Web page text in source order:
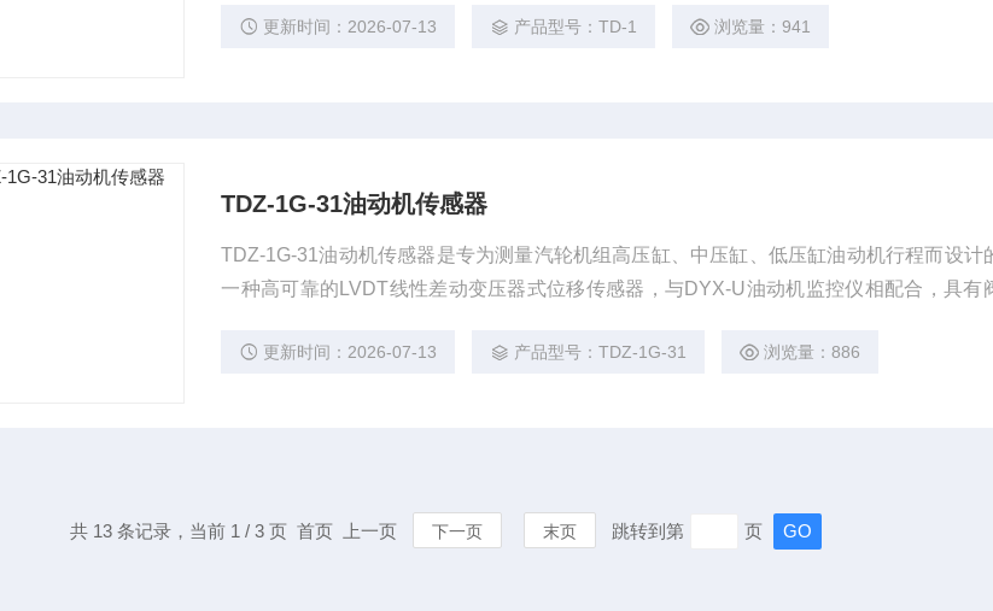
更新时间：2026-07-13 产品型号：TD-1 浏览量：941
TDZ-1G-31油动机传感器
TDZ-1G-31油动机传感器是专为测量汽轮机组高压缸、中压缸、低压缸油动机行程而设计
一种高可靠的LVDT线性差动变压器式位移传感器，与DYX-U油动机监控仪相配合，具有
点。 更新时间：2026-07-13 产品型号：TDZ-1G-31 浏览量：886
共 13 条记录，当前 1 / 3 页 首页 上一页 下一页 末页 跳转到第 页